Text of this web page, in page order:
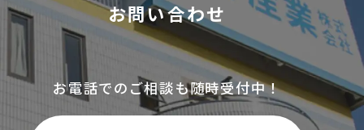
お問い合わせ
お電話でのご相談も随時受付中！